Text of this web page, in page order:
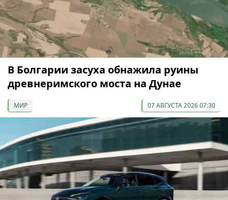
В Болгарии засуха обнажила руины
древнеримского моста на Дунае
МИР 07 АВГУСТА 2026 07:30